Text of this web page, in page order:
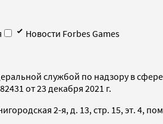
Новости Forbes Games
службой по надзору в
от 23 декабря 2021 г.
2-я, д. 13, стр. 15, эт. 4,